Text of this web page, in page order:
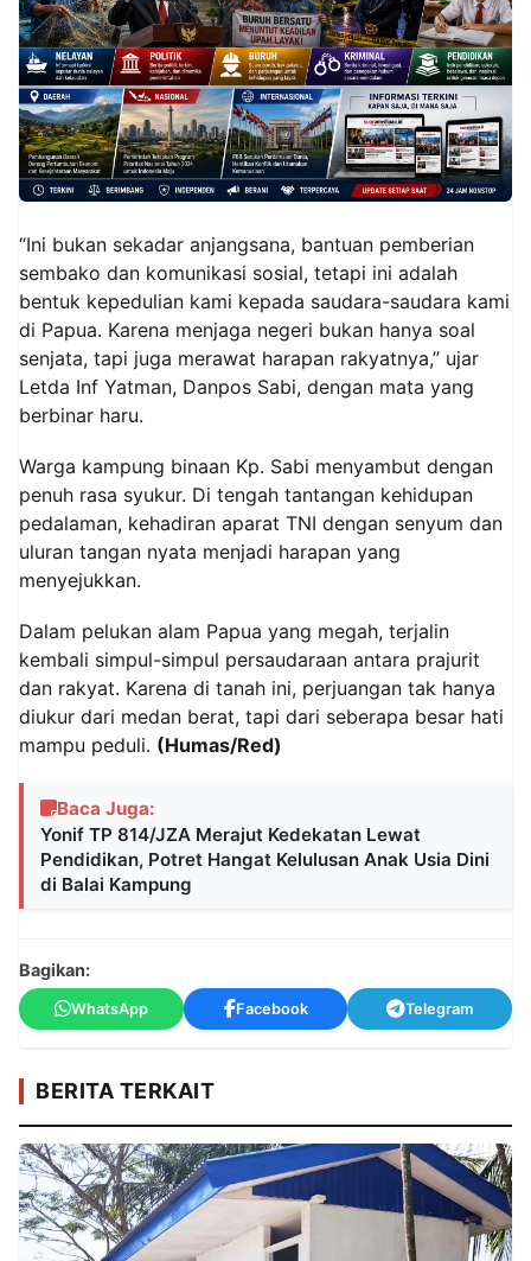
“Ini bukan sekadar anjangsana, bantuan pemberian
sembako dan komunikasi sosial, tetapi ini adalah
bentuk kepedulian kami kepada saudara-saudara kami
di Papua. Karena menjaga negeri bukan hanya soal
senjata, tapi juga merawat harapan rakyatnya,” ujar
Letda Inf Yatman, Danpos Sabi, dengan mata yang
berbinar haru.
Warga kampung binaan Kp. Sabi menyambut dengan
penuh rasa syukur. Di tengah tantangan kehidupan
pedalaman, kehadiran aparat TNI dengan senyum dan
uluran tangan nyata menjadi harapan yang
menyejukkan.
Dalam pelukan alam Papua yang megah, terjalin
kembali simpul-simpul persaudaraan antara prajurit
dan rakyat. Karena di tanah ini, perjuangan tak hanya
diukur dari medan berat, tapi dari seberapa besar hati
mampu peduli. (Humas/Red)
Baca Juga:
Yonif TP 814/JZA Merajut Kedekatan Lewat
Pendidikan, Potret Hangat Kelulusan Anak Usia Dini
di Balai Kampung
Bagikan:
WhatsApp Facebook Telegram
BERITA TERKAIT